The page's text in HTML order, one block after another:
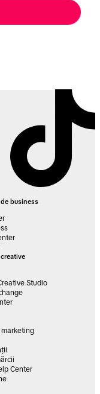
business
Studio
marketing
Center